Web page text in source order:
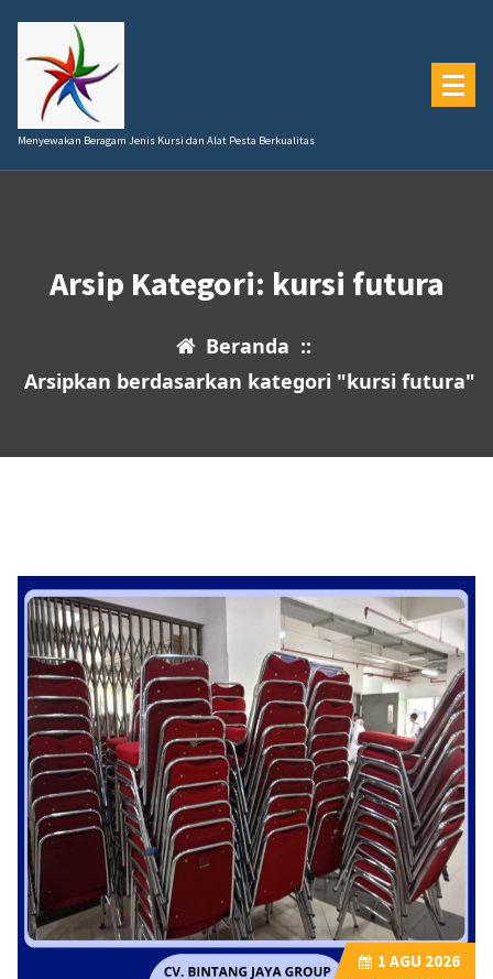
konten
Menyewakan Beragam Jenis Kursi dan Alat Pesta Berkualitas
Arsip Kategori: kursi futura
Beranda ::
Arsipkan berdasarkan kategori "kursi futura"
1 AGU 2026